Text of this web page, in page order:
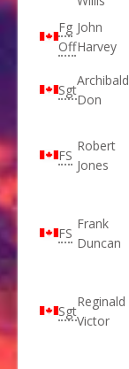
Fg
Off
John
Harvey
Sgt
Archibald
Don
FS
Robert
Jones
FS
Frank
Duncan
Sgt
Reginald
Victor